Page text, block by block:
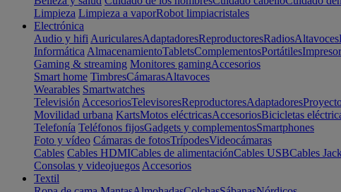
Limpieza Limpieza a vaporRobot limpiacristales
Electrónica
Audio y hifi AuricularesAdaptadoresReproductoresRadiosAltavoces
Informática AlmacenamientoTabletsComplementosPortátiles
Gaming & streaming Monitores gamingAccesorios
Smart home TimbresCámarasAltavoces
Wearables Smartwatches
Televisión AccesoriosTelevisoresReproductoresAdaptadores
Movilidad urbana KartsMotos eléctricasAccesoriosBicicletas
Telefonía Teléfonos fijosGadgets y complementosSmartphones
Foto y vídeo Cámaras de fotosTrípodesVideocámaras
Cables Cables HDMICables de alimentaciónCables USBCables
Consolas y videojuegos Accesorios
Textil